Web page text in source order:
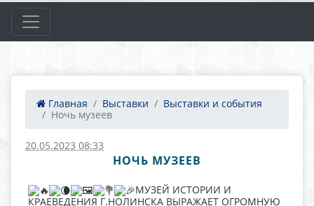
Главная Выставки
Выставки и события
Ночь музеев
20.05.2023 08:33
НОЧЬ МУЗЕЕВ
МУЗЕЙ ИСТОРИИ И
КРАЕВЕДЕНИЯ Г.НОЛИНСКА ВЫРАЖАЕТ ОГРОМНУЮ